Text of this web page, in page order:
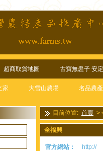
超商取貨地圖 古寶無患子 安
家 大雪山農場 名品農
目前位置: 首頁 >
全福興
官方網站：
http://